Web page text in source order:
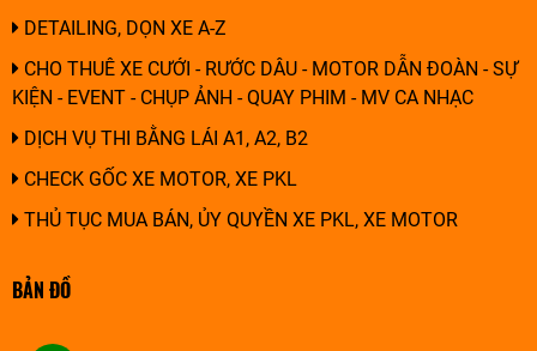
DETAILING, DỌN XE A-Z
CHO THUÊ XE CƯỚI - RƯỚC DÂU - MOTOR DẪN ĐOÀN - SỰ
KIỆN - EVENT - CHỤP ẢNH - QUAY PHIM - MV CA NHẠC
DỊCH VỤ THI BẰNG LÁI A1, A2, B2
CHECK GỐC XE MOTOR, XE PKL
THỦ TỤC MUA BÁN, ỦY QUYỀN XE PKL, XE MOTOR
BẢN ĐỒ